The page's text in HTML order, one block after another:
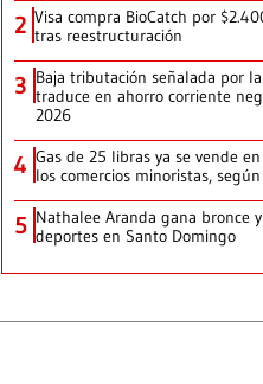
2 Visa compra BioCatch por
tras reestructuración
3 Baja tributación señalada por la
traduce en ahorro corriente
2026
4 Gas de 25 libras ya se vende
los comercios minoristas,
5 Nathalee Aranda gana bronce
deportes en Santo Domingo